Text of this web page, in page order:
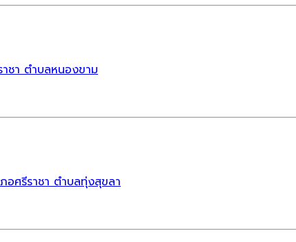
าชา ตำบลหนองขาม
อศรีราชา ตำบลทุ่งสุขลา